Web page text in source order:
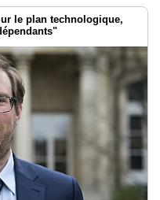
le plan technologique,